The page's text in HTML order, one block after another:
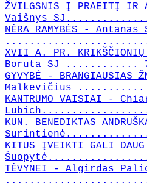
ŽVILGSNIS Į PRAEITĮ
Vaišnys
NĖRA RAMYBĖS -
XVII A. PR.
Boruta SJ ............
GYVYBĖ - BRANGIAUSIAS
Malkevičius ...........
KANTRUMO VAISIAI -
KUN. BENEDIKTAS
KITUS ĮVEIKTI GALI
TĖVYNEI - Algirdas